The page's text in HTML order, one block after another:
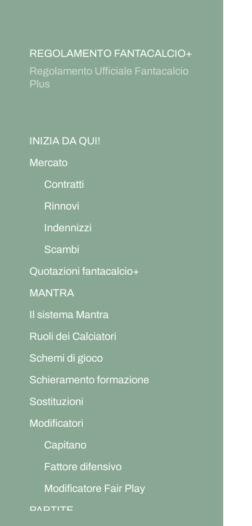
REGOLAMENTO FANTACALCIO+
Regolamento Ufficiale Fantacalcio
Plus
INIZIA DA QUI!
Mercato
Contratti
Rinnovi
Indennizzi
Scambi
Quotazioni fantacalcio+
MANTRA
Il sistema Mantra
Ruoli dei Calciatori
Schemi di gioco
Schieramento formazione
Sostituzioni
Modificatori
Capitano
Fattore difensivo
Modificatore Fair Play
PARTITE